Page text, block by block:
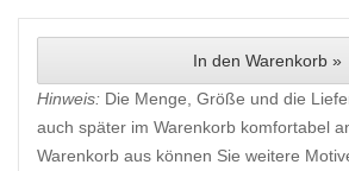
In den Warenkorb »
Hinweis: Die Menge, Größe und die
auch später im Warenkorb komfortabel
Warenkorb aus können Sie weitere